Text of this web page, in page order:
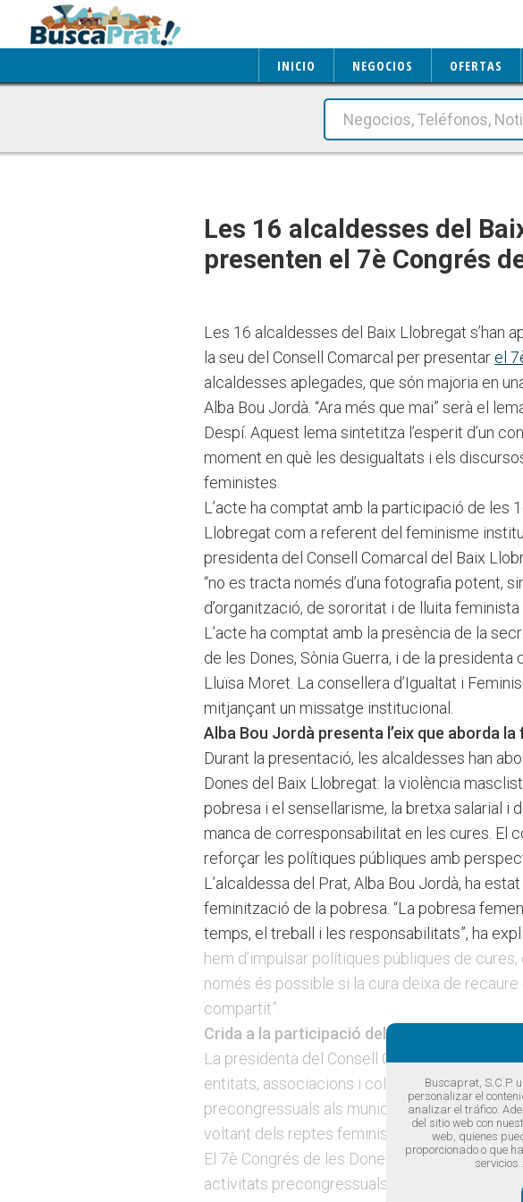
INICIO NEGOCIOS OFERTAS
Les 16 alcaldesses del
presenten el 7è Congrés
Les 16 alcaldesses del Baix Llobregat s’han
la seu del Consell Comarcal per presentar el
alcaldesses aplegades, que són majoria en
Alba Bou Jordà. “Ara més que mai” serà el
Despí. Aquest lema sintetitza l’esperit d’un
moment en què les desigualtats i els
feministes.
L’acte ha comptat amb la participació de les
Llobregat com a referent del feminisme
presidenta del Consell Comarcal del Baix
“no es tracta només d’una fotografia potent,
d’organització, de sororitat i de lluita
L’acte ha comptat amb la presència de la
de les Dones, Sònia Guerra, i de la
Lluïsa Moret. La consellera d’Igualtat i
mitjançant un missatge institucional.
Alba Bou Jordà presenta l’eix que aborda
Durant la presentació, les alcaldesses han
Dones del Baix Llobregat: la violència
pobresa i el sensellarisme, la bretxa salarial i
manca de corresponsabilitat en les cures. El
reforçar les polítiques públiques amb
L’alcaldessa del Prat, Alba Bou Jordà, ha
feminització de la pobresa. “La pobresa
temps, el treball i les responsabilitats”, ha
hem d’impulsar polítiques públiques de
només és possible si la cura deixa de
compartit”.
Crida a la participació del territori
La presidenta del Consell Comarcal del Baix
entitats, associacions i col·lectius del Baix
precongressuals als municipis. L’objectiu és
voltant dels reptes feministes actuals, fins
El 7è Congrés de les Dones del Baix
activitats precongressuals i culminarà els dies
Buscaprat, S.C.P.
personalizar el
analizar el tráfico.
del sitio web con
web, quienes
proporcionado o que
servicios..